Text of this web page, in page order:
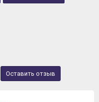
Оставить отзыв